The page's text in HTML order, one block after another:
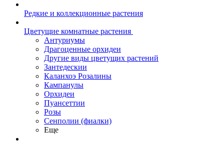
Редкие и коллекционные растения
Цветущие комнатные растения
Антуриумы
Драгоценные орхидеи
Другие виды цветущих растений
Зантедескии
Каланхоэ Розалины
Кампанулы
Орхидеи
Пуансеттии
Розы
Сенполии (фиалки)
Еще